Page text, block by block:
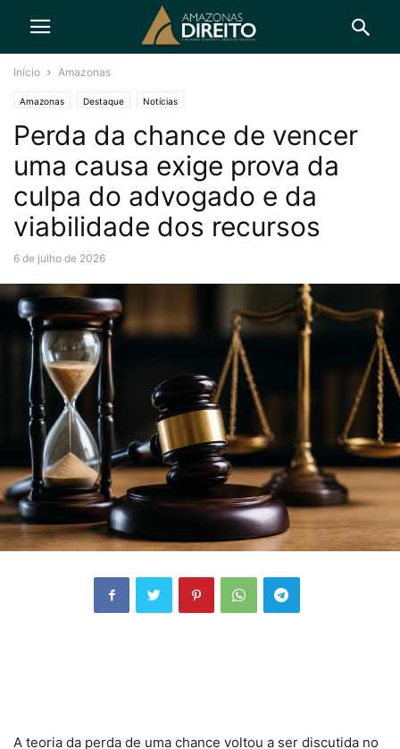
Início Amazonas
Amazonas Destaque Notícias
Perda da chance de vencer
uma causa exige prova da
culpa do advogado e da
viabilidade dos recursos
6 de julho de 2026
A teoria da perda de uma chance voltou a ser discutida no